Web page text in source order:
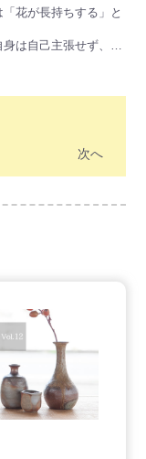
とれてまろやかに！
花が長持ちする」と
は自己主張せず、花
いたようです。
間などに飾っても、
次へ